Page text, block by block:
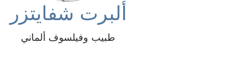
ألبرت شفايتزر
طبيب وفيلسوف ألماني